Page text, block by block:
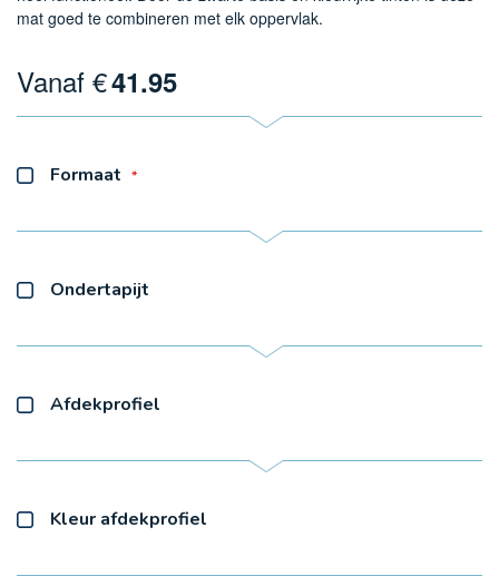
afbeeldingen-
mat goed te combineren met elk oppervlak.
Vanaf €41.95
Formaat
Ondertapijt
Afdekprofiel
Kleur afdekprofiel